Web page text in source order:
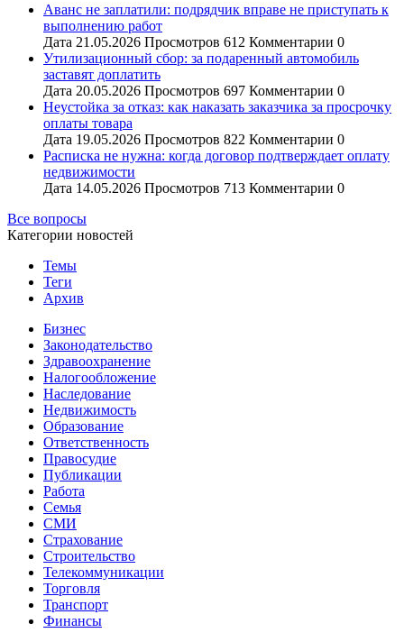
Аванс не заплатили: подрядчик вправе не приступать к
выполнению работ
Дата 21.05.2026 Просмотров 612 Комментарии 0
Утилизационный сбор: за подаренный автомобиль
заставят доплатить
Дата 20.05.2026 Просмотров 697 Комментарии 0
Неустойка за отказ: как наказать заказчика за просрочку
оплаты товара
Дата 19.05.2026 Просмотров 822 Комментарии 0
Расписка не нужна: когда договор подтверждает оплату
недвижимости
Дата 14.05.2026 Просмотров 713 Комментарии 0
Все вопросы
Категории новостей
Темы
Теги
Архив
Бизнес
Законодательство
Здравоохранение
Налогообложение
Наследование
Недвижимость
Образование
Ответственность
Правосудие
Публикации
Работа
Семья
СМИ
Страхование
Строительство
Телекоммуникации
Торговля
Транспорт
Финансы